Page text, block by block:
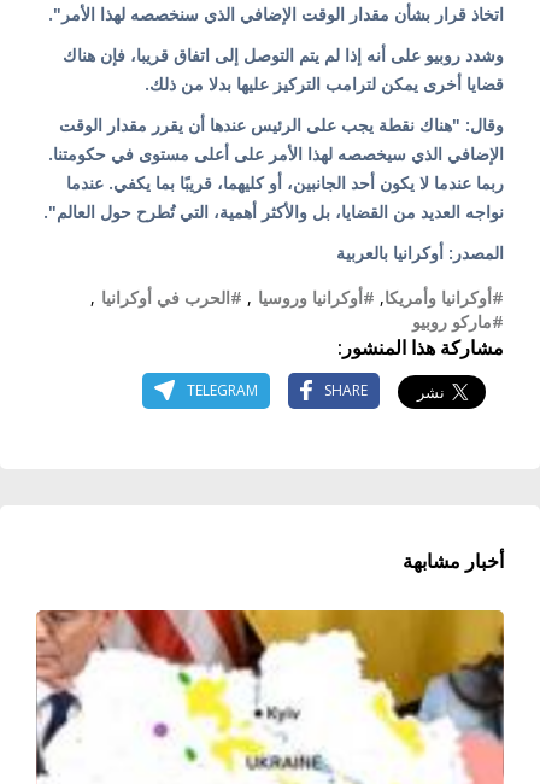
اتخاذ قرار بشأن مقدار الوقت الإضافي الذي سنخصصه لهذا الأمر".
وشدد روبيو على أنه إذا لم يتم التوصل إلى اتفاق قريبا، فإن هناك
قضايا أخرى يمكن لترامب التركيز عليها بدلا من ذلك.
وقال: "هناك نقطة يجب على الرئيس عندها أن يقرر مقدار الوقت
الإضافي الذي سيخصصه لهذا الأمر على أعلى مستوى في حكومتنا.
ربما عندما لا يكون أحد الجانبين، أو كليهما، قريبًا بما يكفي. عندما
نواجه العديد من القضايا، بل والأكثر أهمية، التي تُطرح حول العالم".
المصدر: أوكرانيا بالعربية
#أوكرانيا وأمريكا, #أوكرانيا وروسيا , #الحرب في أوكرانيا ,
#ماركو روبيو
مشاركة هذا المنشور:
SHARE
TELEGRAM
أخبار مشابهة